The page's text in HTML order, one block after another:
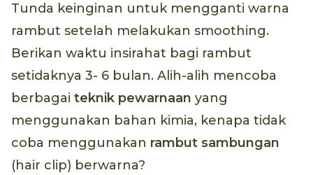
Tunda keinginan untuk mengganti warna
rambut setelah melakukan smoothing.
Berikan waktu insirahat bagi rambut
setidaknya 3- 6 bulan. Alih-alih mencoba
berbagai teknik pewarnaan yang
menggunakan bahan kimia, kenapa tidak
coba menggunakan rambut sambungan
(hair clip) berwarna?